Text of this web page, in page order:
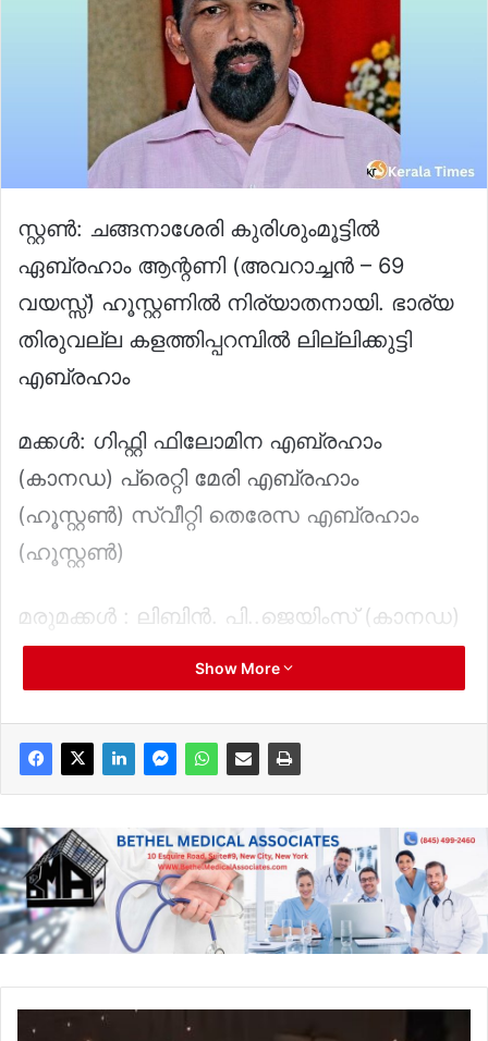
സ്റ്റൺ: ചങ്ങനാശേരി കുരിശുംമൂട്ടിൽ
ഏബ്രഹാം ആന്റണി (അവറാച്ചൻ – 69
വയസ്സ്) ഹൂസ്റ്റണിൽ നിര്യാതനായി. ഭാര്യ
തിരുവല്ല കളത്തിപ്പറമ്പിൽ ലില്ലിക്കുട്ടി
എബ്രഹാം
മക്കൾ: ഗിഫ്റ്റി ഫിലോമിന എബ്രഹാം
(കാനഡ) പ്രെറ്റി മേരി എബ്രഹാം
(ഹൂസ്റ്റൺ) സ്വീറ്റി തെരേസ എബ്രഹാം
(ഹൂസ്റ്റൺ)
മരുമക്കൾ : ലിബിൻ. പി..ജെയിംസ് (കാനഡ)
ഷിബു മാത്യു..(ഹൂസ്റ്റൺ) ഡോണി ടോം
ബേബി (ഹൂസ്റ്റൺ)
കൊച്ചുമക്കൾ: ഈതൻ, ജെറമിയ,
ഐശയ്യ, എലൈജ,
മിഖായേൽ,ഡാനിയേൽ, ഇസ
പൊതുദർശനം: മെയ് 19 നു തിങ്കളാഴ്ച
രാവിലെ 9:30 മുതൽ 10:30 വരെ
ചർച്ച്‌ ഫൊറോനാ ചർച്ച് (211, present st,
Show More
ബ്രൂക്ലിൻ